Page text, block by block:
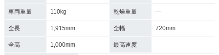
車両重量 110kg 乾燥重量 ―
全長 1,915mm 全幅 720mm
全高 1,000mm 最高速度 ―